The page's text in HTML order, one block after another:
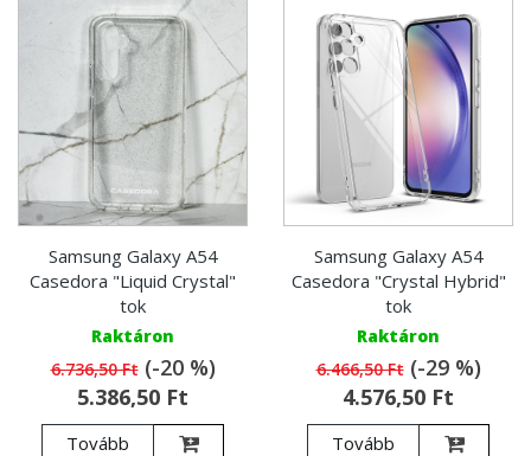
Samsung Galaxy A54
Casedora "Liquid Crystal"
tok
Raktáron
6.736,50 Ft(-20 %)
5.386,50 Ft
Tovább
Samsung Galaxy A54
Casedora "Crystal Hybrid"
tok
Raktáron
6.466,50 Ft(-29 %)
4.576,50 Ft
Tovább